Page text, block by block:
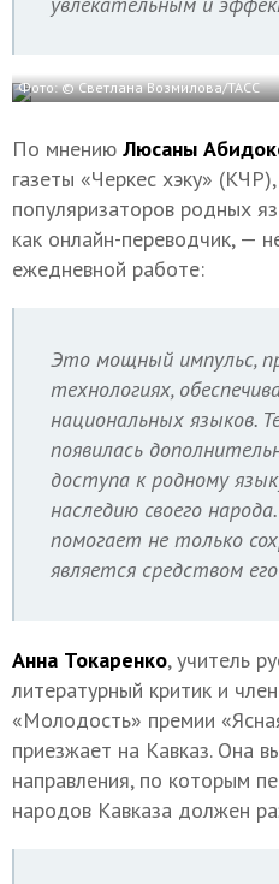
Фото: © Светлана Возмилова/ТАСС
По мнению Люсаны
газеты «Черкес хэку»
популяризаторов родных
как онлайн-переводчик, —
ежедневной работе:
Это мощный импульс,
технологиях,
национальных языков.
появилась
доступа к родному
наследию своего
помогает не только
является средством
Анна Токаренко, учитель
литературный критик и
«Молодость» премии
приезжает на Кавказ. Она
направления, по которым
народов Кавказа должен